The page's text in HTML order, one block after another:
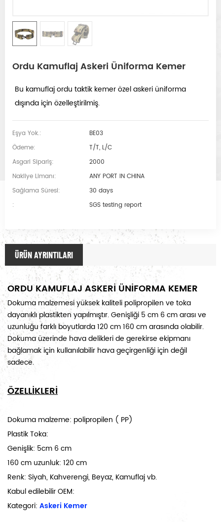
Ordu Kamuflaj Askeri Üniforma Kemer
Bu kamuflaj ordu taktik kemer özel askeri üniforma
dışında için özelleştirilmiş.
Eşya Yok.:
BE03
Ödeme:
T/T, L/C
Asgari Sipariş:
2000
Nakliye Limanı:
ANY PORT IN CHINA
Sağlama Süresi:
30 days
:
SGS testing report
ÜRÜN AYRINTILARI
ORDU KAMUFLAJ ASKERİ ÜNİFORMA KEMER
Dokuma malzemesi yüksek kaliteli polipropilen ve toka
dayanıklı plastikten yapılmıştır. Genişliği 5 cm 6 cm arası ve
uzunluğu farklı boyutlarda 120 cm 160 cm arasında olabilir.
Dokuma üzerinde hava delikleri de gerekirse ekipmanı
bağlamak için kullanılabilir hava geçirgenliği için değil
sadece.
ÖZELLİKLERİ
Dokuma malzeme: polipropilen ( PP)
Plastik Toka:
Genişlik: 5cm 6 cm
160 cm uzunluk: 120 cm
Renk: Siyah, Kahverengi, Beyaz, Kamuflaj vb.
Kabul edilebilir OEM:
Kategori: Askeri Kemer